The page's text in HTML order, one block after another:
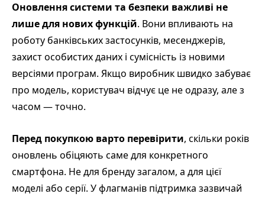
Оновлення системи та безпеки важливі не
лише для нових функцій. Вони впливають на
роботу банківських застосунків, месенджерів,
захист особистих даних і сумісність із новими
версіями програм. Якщо виробник швидко забуває
про модель, користувач відчує це не одразу, але з
часом — точно.
Перед покупкою варто перевірити, скільки років
оновлень обіцяють саме для конкретного
смартфона. Не для бренду загалом, а для цієї
моделі або серії. У флагманів підтримка зазвичай